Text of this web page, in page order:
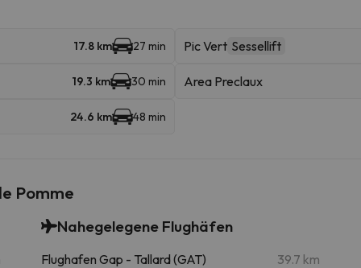
17.8 km 27 min Pic Vert Sessellift
19.3 km 30 min Area Preclaux
24.6 km 48 min
Pomme
Nahegelegene Flughäfen
Flughafen Gap - Tallard (GAT) 39.7 km